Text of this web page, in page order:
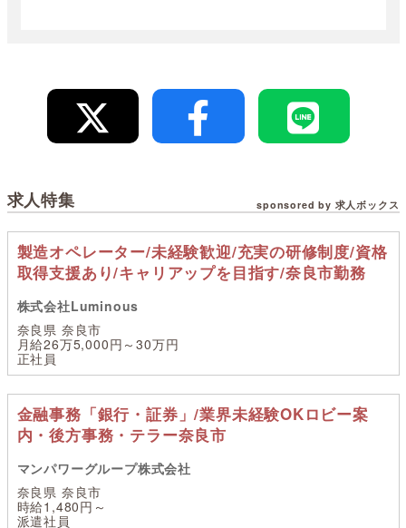
求人特集 sponsored by 求人ボックス
製造オペレーター/未経験歓迎/充実の研修制度/資格
取得支援あり/キャリアップを目指す/奈良市勤務
株式会社Luminous
奈良県 奈良市
月給26万5,000円～30万円
正社員
金融事務「銀行・証券」/業界未経験OKロビー案
内・後方事務・テラー奈良市
マンパワーグループ株式会社
奈良県 奈良市
時給1,480円～
派遣社員